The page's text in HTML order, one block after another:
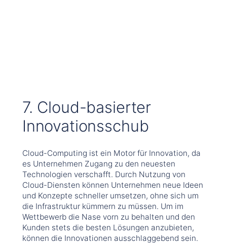
7. Cloud-basierter
Innovationsschub
Cloud-Computing ist ein Motor für Innovation, da
es Unternehmen Zugang zu den neuesten
Technologien verschafft. Durch Nutzung von
Cloud-Diensten können Unternehmen neue Ideen
und Konzepte schneller umsetzen, ohne sich um
die Infrastruktur kümmern zu müssen. Um im
Wettbewerb die Nase vorn zu behalten und den
Kunden stets die besten Lösungen anzubieten,
können die Innovationen ausschlaggebend sein.